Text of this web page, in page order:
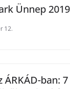
Ünnep 2019
12.
ÁRKÁD-ban: